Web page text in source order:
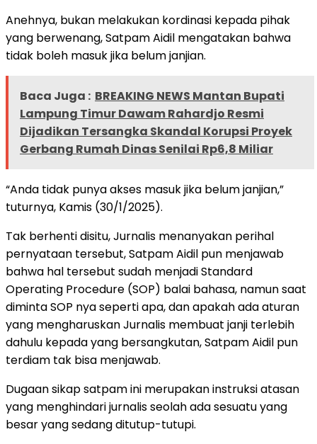
Anehnya, bukan melakukan kordinasi kepada pihak
yang berwenang, Satpam Aidil mengatakan bahwa
tidak boleh masuk jika belum janjian.
Baca Juga : BREAKING NEWS Mantan Bupati
Lampung Timur Dawam Rahardjo Resmi
Dijadikan Tersangka Skandal Korupsi Proyek
Gerbang Rumah Dinas Senilai Rp6,8 Miliar
“Anda tidak punya akses masuk jika belum janjian,”
tuturnya, Kamis (30/1/2025).
Tak berhenti disitu, Jurnalis menanyakan perihal
pernyataan tersebut, Satpam Aidil pun menjawab
bahwa hal tersebut sudah menjadi Standard
Operating Procedure (SOP) balai bahasa, namun saat
diminta SOP nya seperti apa, dan apakah ada aturan
yang mengharuskan Jurnalis membuat janji terlebih
dahulu kepada yang bersangkutan, Satpam Aidil pun
terdiam tak bisa menjawab.
Dugaan sikap satpam ini merupakan instruksi atasan
yang menghindari jurnalis seolah ada sesuatu yang
besar yang sedang ditutup-tutupi.